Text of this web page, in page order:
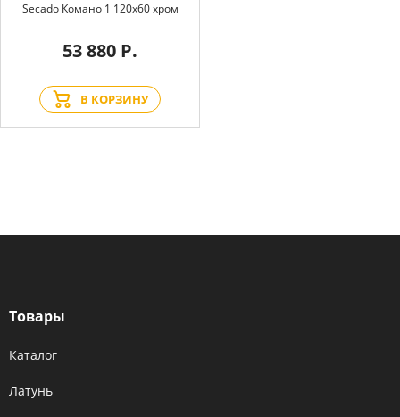
Secado Комано 1 120x60 хром
53 880 Р.
В КОРЗИНУ
Товары
Каталог
Латунь